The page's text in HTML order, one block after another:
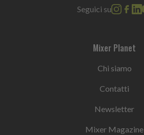
Seguici su
Mixer Planet
Chi siamo
Contatti
Newsletter
Mixer Magazine